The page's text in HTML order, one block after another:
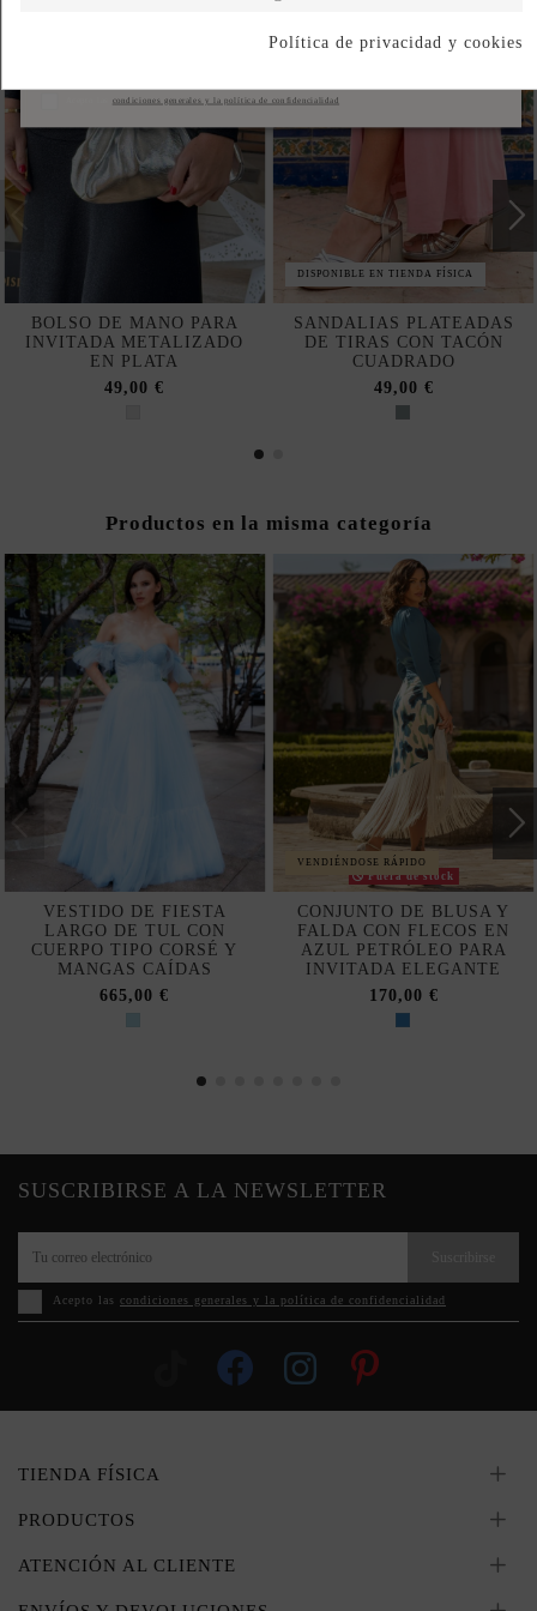
BOLSO DE MANO PARA
INVITADA METALIZADO
EN PLATA
49,00 €
DISPONIBLE EN TIENDA FÍSICA
SANDALIAS PLATEADAS
DE TIRAS CON TACÓN
CUADRADO
49,00 €
Productos en la misma categoría
VESTIDO DE FIESTA
LARGO DE TUL CON
CUERPO TIPO CORSÉ Y
MANGAS CAÍDAS
665,00 €
VENDIÉNDOSE RÁPIDO
Fuera de stock
CONJUNTO DE BLUSA Y
FALDA CON FLECOS EN
AZUL PETRÓLEO PARA
INVITADA ELEGANTE
170,00 €
SUSCRIBIRSE A LA NEWSLETTER
Acepto las condiciones generales y la política de confidencialidad
TIENDA FÍSICA
PRODUCTOS
ATENCIÓN AL CLIENTE
condiciones generales y la política de confidencialidad
Política de privacidad y cookies